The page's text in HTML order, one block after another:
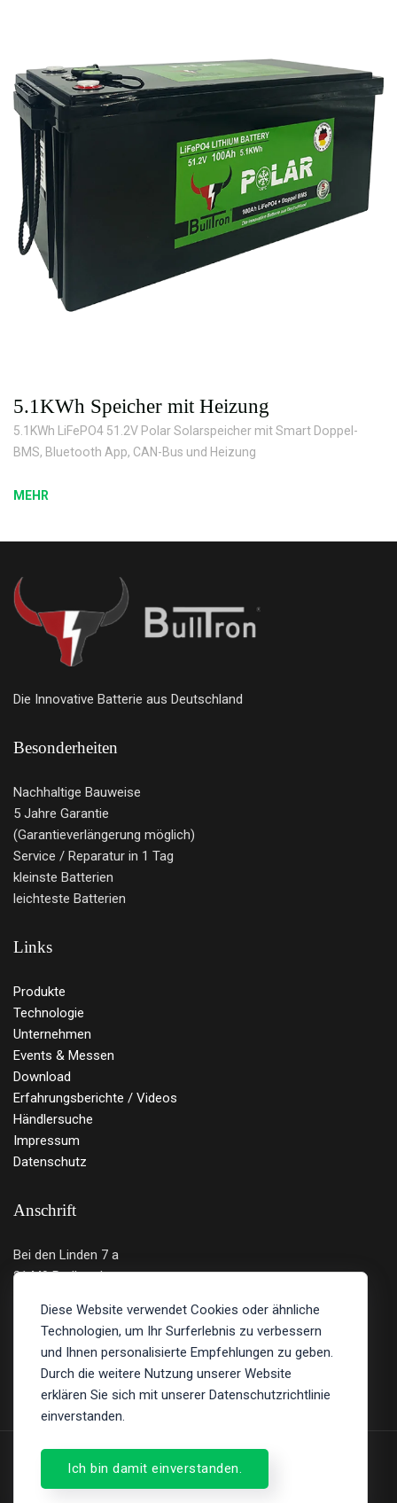
5.1KWh Speicher mit Heizung
5.1KWh LiFePO4 51.2V Polar Solarspeicher mit Smart Doppel-
BMS, Bluetooth App, CAN-Bus und Heizung
MEHR
Die Innovative Batterie aus Deutschland
Besonderheiten
Nachhaltige Bauweise
5 Jahre Garantie
(Garantieverlängerung möglich)
Service / Reparatur in 1 Tag
kleinste Batterien
leichteste Batterien
Links
Produkte
Technologie
Unternehmen
Events & Messen
Download
Erfahrungsberichte / Videos
Händlersuche
Impressum
Datenschutz
Anschrift
Bei den Linden 7 a
21449 Radbruch
Tel.: 04131 - 219 12 89
E-Mail:info@bulltron.de
© 2026 / Batterien aus Deutschland
Diese Website verwendet Cookies oder ähnliche
Technologien, um Ihr Surferlebnis zu verbessern
und Ihnen personalisierte Empfehlungen zu geben.
Durch die weitere Nutzung unserer Website
erklären Sie sich mit unserer Datenschutzrichtlinie
einverstanden.
Ich bin damit einverstanden.